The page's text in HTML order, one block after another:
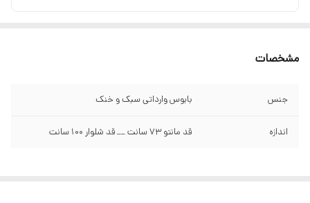
مشخصات
جنس بابوس وارداتی سبک و خنک
اندازه قد مانتو 73 سانت __ قد شلوار 100 سانت